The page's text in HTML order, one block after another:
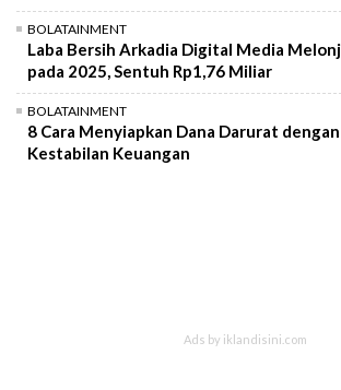
BOLATAINMENT
Laba Bersih Arkadia Digital Media
pada 2025, Sentuh Rp1,76 Miliar
BOLATAINMENT
8 Cara Menyiapkan Dana Darurat
Kestabilan Keuangan